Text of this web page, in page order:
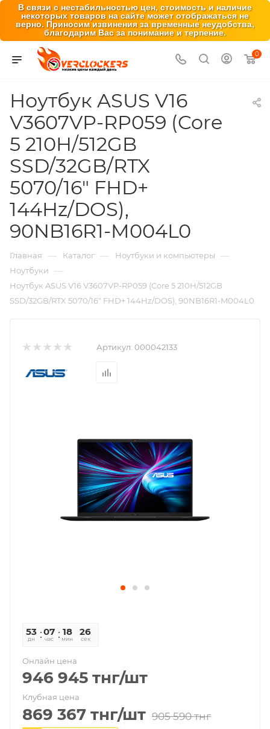
В связи с нестабильностью цен, стоимость и наличие
некоторых товаров на сайте может отображаться не
верно. Приносим извинения за временные неудобства,
благодарим Вас за понимание и терпение.
0
Ноутбук ASUS V16
V3607VP-RP059 (Core
5 210H/512GB
SSD/32GB/RTX
5070/16" FHD+
144Hz/DOS),
90NB16R1-M004L0
Главная — Каталог — Ноутбуки и компьютеры —
Ноутбуки —
Ноутбук ASUS V16 V3607VP-RP059 (Core 5 210H/512GB
SSD/32GB/RTX 5070/16" FHD+ 144Hz/DOS), 90NB16R1-M004L0
Артикул: 000042133
53
дн
07
час
18
мин
26
сек
Онлайн цена
946 945 тнг/шт
Клубная цена
869 367 тнг/шт 905 590тнг